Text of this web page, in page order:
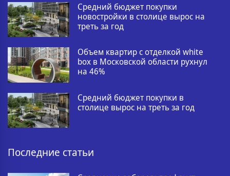
Средний бюджет покупки
новостройки в столице вырос на
треть за год
Объем квартир с отделкой white
box в Московской области рухнул
на 46%
Средний бюджет покупки в
столице вырос на треть за год
Последние статьи